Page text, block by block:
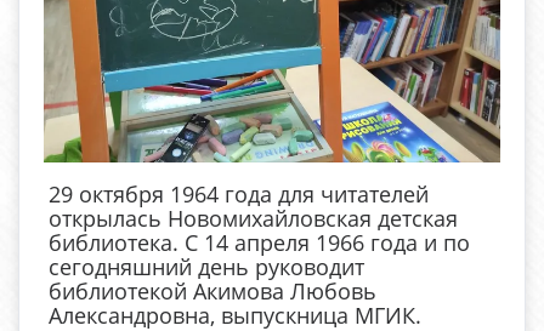
29 октября 1964 года для читателей
открылась Новомихайловская детская
библиотека. С 14 апреля 1966 года и по
сегодняшний день руководит
библиотекой Акимова Любовь
Александровна, выпускница МГИК.